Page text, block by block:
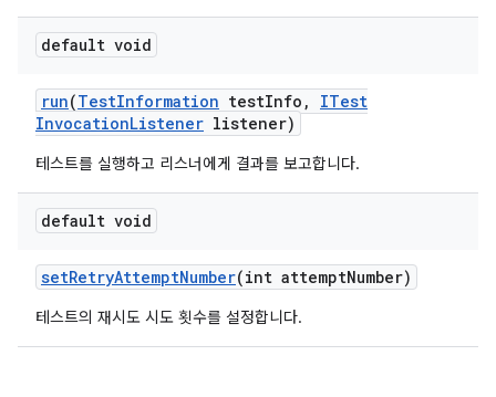
default void
run(TestInformation testInfo ,
ITest
InvocationListener listener)
테스트를 실행하고 리스너에게 결과를 보고합니다.
default void
setRetryAttemptNumber(int attemptNumber)
테스트의 재시도 시도 횟수를 설정합니다.